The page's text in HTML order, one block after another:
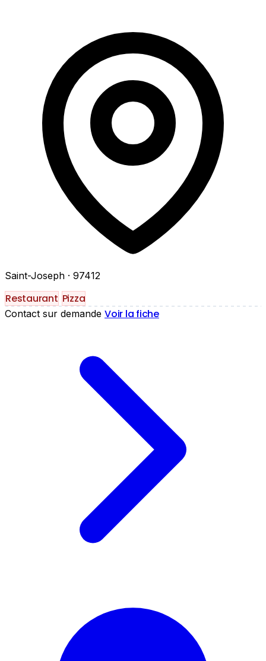
Saint-Joseph · 97412
Restaurant Pizza
Contact sur demande Voir la fiche